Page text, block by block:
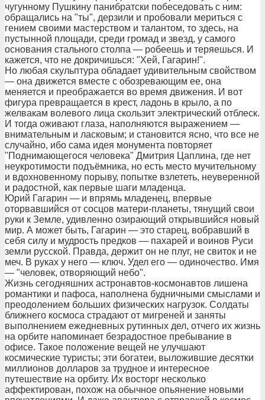
чугунному Пушкину панибратски побеседовать с ним:
обращались на "ты", дерзили и пробовали мериться с
гением своими мастерством и талантом, то здесь, на
пустынной площади, среди громад и звезд, у самого
основания стального столпа — робеешь и теряешься. И
кажется, что не докричишься: "Хей, Гагарин!".
Но любая скульптура обладает удивительным свойством
— она движется вместе с обозревающим ее, она
меняется и преображается во время движения. И вот
фигура превращается в крест, ладонь в крыло, а по
желвакам волевого лица скользит электрический отблеск.
И тогда оживают глаза, наполняются выражением —
внимательным и ласковым; и становится ясно, что все не
случайно, ибо сама идея монумента повторяет
"Поднимающегося человека" Дмитрия Цаплина, где нет
неукротимости подъёмника, но есть место мучительному
и вдохновенному порыву, попытке взлететь, неуверенной
и радостной, как первые шаги младенца.
Юрий Гагарин — и впрямь младенец, впервые
оторвавшийся от сосцов матери-планеты, тянущий свои
руки к Земле, удивленно озирающий открывшийся новый
мир. А может быть, Гагарин — это старец, вобравший в
себя силу и мудрость предков — пахарей и воинов Руси
земли русской. Правда, держит он не плуг, не свиток и не
меч. В руках у него — ключ. Удел его — одиночество. Имя
— "человек, отворяющий небо".
Жизнь сегодняшних астронавтов-космонавтов лишена
романтики и пафоса, наполнена будничными смыслами и
преодолением больших физических нагрузок. Солдаты
ближнего космоса страдают от мигреней и заняты
выполнением ежедневных рутинных дел, отчего их жизнь
на орбите напоминает безрадостное пребывание в
офисе. Такое положение вещей не улучшают
космические туристы; эти богатеи, выложившие десятки
миллионов долларов за трудное и интересное
путешествие на орбиту. Их восторг несколько
аффектирован, похож на обычное опьянение новыми